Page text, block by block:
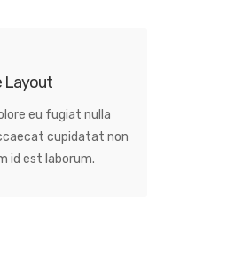
Layout
eu fugiat nulla
cupidatat non
id est laborum.